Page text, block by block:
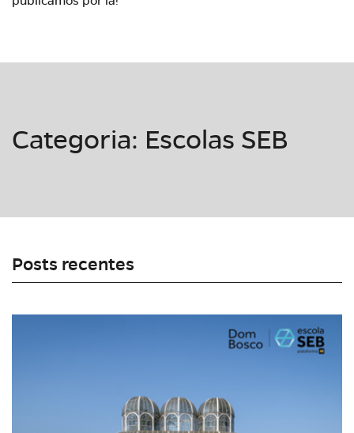
Categoria: Escolas SEB
Posts recentes